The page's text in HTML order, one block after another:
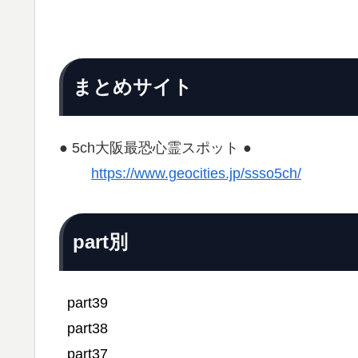
まとめサイト
● 5ch大阪最恐心霊スポット ●
https://www.geocities.jp/ssso5ch/
part別
part39
part38
part37